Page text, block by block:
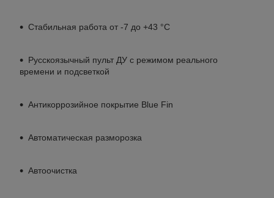
Стабильная работа от -7 до +43 °C
Русскоязычный пульт ДУ с режимом реального
времени и подсветкой
Антикоррозийное покрытие Blue Fin
Автоматическая разморозка
Автоочистка